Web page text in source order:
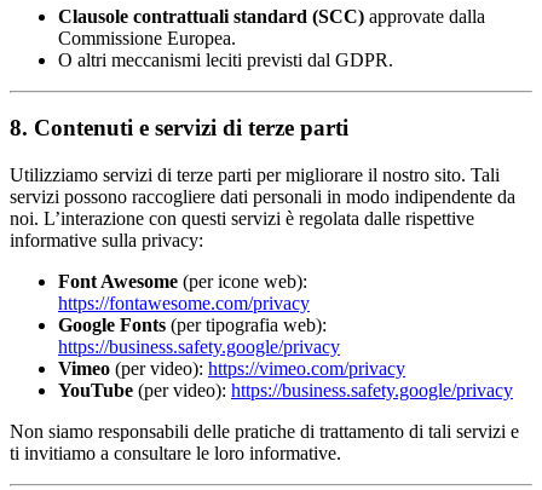
Clausole contrattuali standard (SCC) approvate dalla
Commissione Europea.
O altri meccanismi leciti previsti dal GDPR.
8. Contenuti e servizi di terze parti
Utilizziamo servizi di terze parti per migliorare il nostro sito. Tali
servizi possono raccogliere dati personali in modo indipendente da
noi. L’interazione con questi servizi è regolata dalle rispettive
informative sulla privacy:
Font Awesome (per icone web):
https://fontawesome.com/privacy
Google Fonts (per tipografia web):
https://business.safety.google/privacy
Vimeo (per video): https://vimeo.com/privacy
YouTube (per video): https://business.safety.google/privacy
Non siamo responsabili delle pratiche di trattamento di tali servizi e
ti invitiamo a consultare le loro informative.